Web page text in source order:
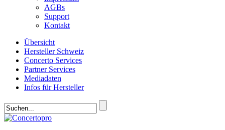
AGBs
Support
Kontakt
Übersicht
Hersteller Schweiz
Concerto Services
Partner Services
Mediadaten
Infos für Hersteller